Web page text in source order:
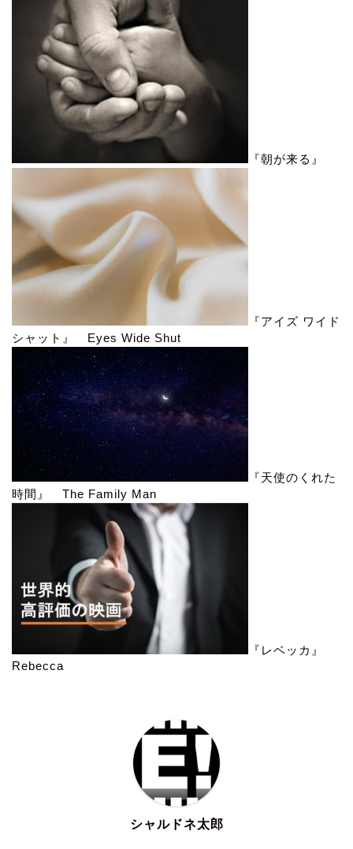
『朝が来る』
『アイズ ワイド
シャット』 Eyes Wide Shut
『天使のくれた
時間』 The Family Man
『レベッカ』
Rebecca
シャルドネ太郎